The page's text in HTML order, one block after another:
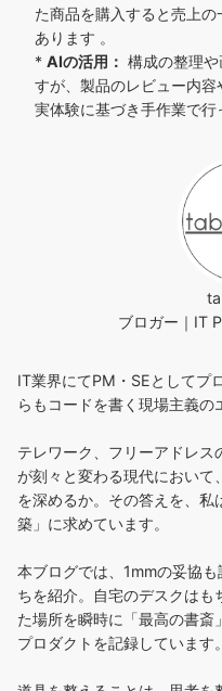
た商品を購入すると売上
あります 。
* AIの活用： 構成の整理
すが、製品のレビュー内
実体験に基づき手作業で行
ブロガー｜IT
IT業界にてPM・SEとしてプ
らもコードを書く現場主義の
テレワーク、フリーアドレ
が刻々と変わる現代において
を深めるか。その答えを、
築」に求めています。
本ブログでは、1mmの妥協
ちを紹介。自宅のデスクは
た場所を瞬時に「最高の書斎
プロダクトを記録しています。